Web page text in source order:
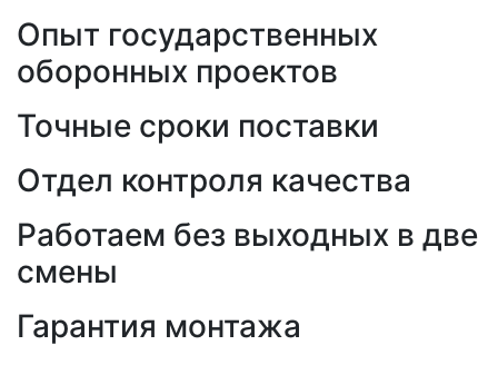
Опыт государственных
оборонных проектов
Точные сроки поставки
Отдел контроля качества
Работаем без выходных в две
смены
Гарантия монтажа